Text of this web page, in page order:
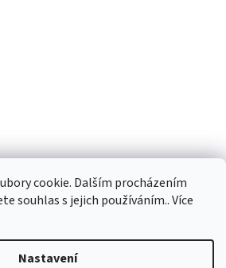
cookie. Dalším procházením
souhlas s jejich používáním.. Více
Nastavení